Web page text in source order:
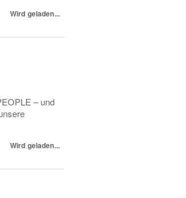
Wird geladen...
– und
Wird geladen...